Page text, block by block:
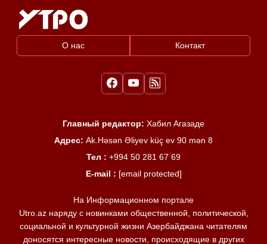
О нас Контакт
Главный редактор: Хабил Агазаде
Адрес: Ak.Həsən Əliyev küç ev 90 mən 8
Тел : +994 50 281 67 69
E-mail : [email protected]
На Информационном портале
Utro.az наряду с новинками общественной, политической,
социальной и культурной жизни Азербайджана читателям
доносятся интересные новости, происходящие в других